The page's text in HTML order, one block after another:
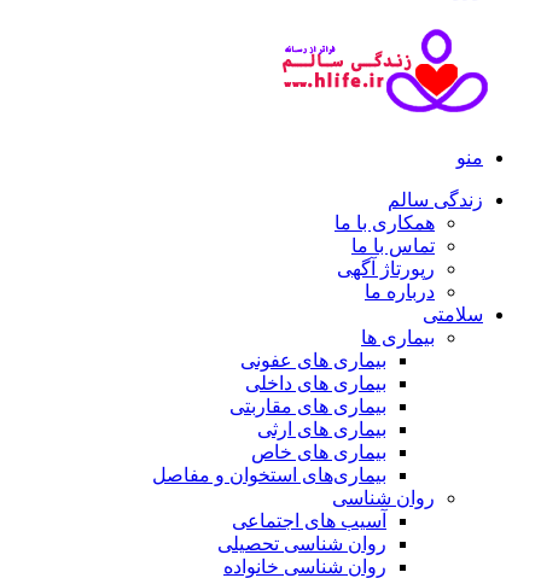
منو
زندگی سالم
همکاری با ما
تماس با ما
رپورتاژ آگهی
درباره ما
سلامتی
بیماری ها
بیماری های عفونی
بیماری های داخلی
بیماری های مقاربتی
بیماری های ارثی
بیماری های خاص
بیماری‌های استخوان و مفاصل
روان شناسی
آسیب های اجتماعی
روان شناسی تحصیلی
روان شناسی خانواده